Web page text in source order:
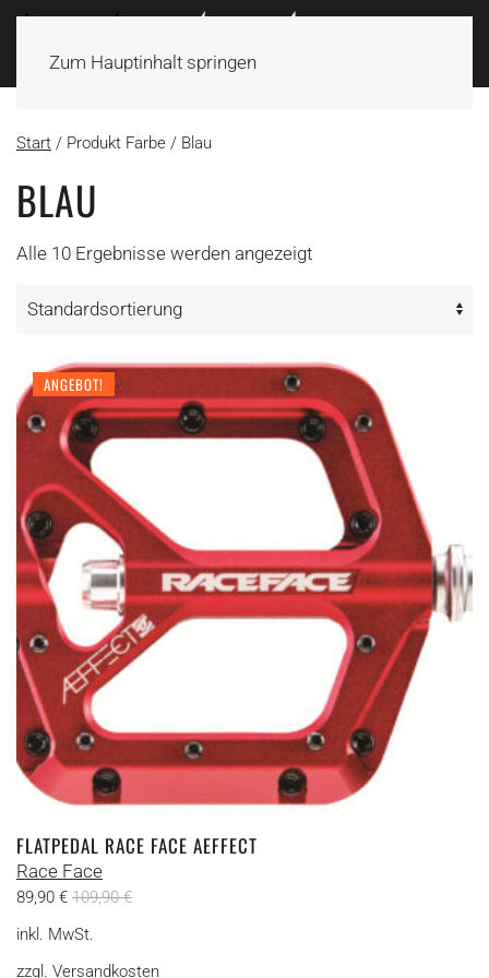
Zum Hauptinhalt springen
Start / Produkt Farbe / Blau
BLAU
Alle 10 Ergebnisse werden angezeigt
ANGEBOT!
FLATPEDAL RACE FACE AEFFECT
Race Face
89,90 € 109,90€
inkl. MwSt.
zzgl. Versandkosten